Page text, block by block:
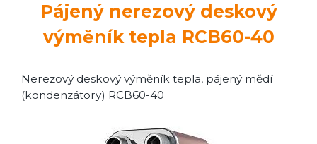
Pájený nerezový deskový
výměník tepla RCB60-40
Nerezový deskový výměník tepla, pájený mědí
(kondenzátory) RCB60-40